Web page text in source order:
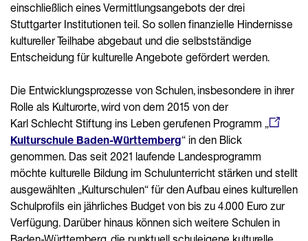
einschließlich eines Vermittlungsangebots der drei
Stuttgarter Institutionen teil. So sollen finanzielle Hindernisse
kultureller Teilhabe abgebaut und die selbstständige
Entscheidung für kulturelle Angebote gefördert werden.
Die Entwicklungsprozesse von Schulen, insbesondere in ihrer
Rolle als Kulturorte, wird von dem 2015 von der
Karl Schlecht Stiftung ins Leben gerufenen Programm „
Kulturschule Baden-Württemberg“ in den Blick
genommen. Das seit 2021 laufende Landesprogramm
möchte kulturelle Bildung im Schulunterricht stärken und stellt
ausgewählten „Kulturschulen“ für den Aufbau eines kulturellen
Schulprofils ein jährliches Budget von bis zu 4.000 Euro zur
Verfügung. Darüber hinaus können sich weitere Schulen in